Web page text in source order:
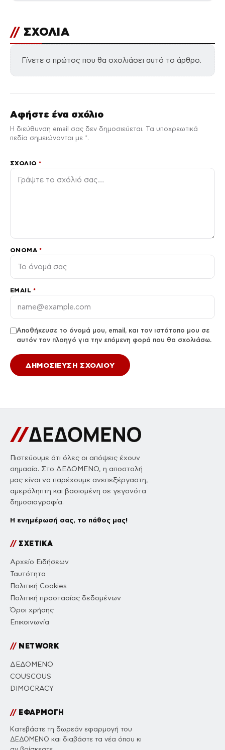
// ΣΧΟΛΙΑ
Γίνετε ο πρώτος που θα σχολιάσει αυτό το άρθρο.
Αφήστε ένα σχόλιο
Η διεύθυνση email σας δεν δημοσιεύεται. Τα υποχρεωτικά
πεδία σημειώνονται με *.
ΣΧΌΛΙΟ*
ΌΝΟΜΑ *
EMAIL *
Αποθήκευσε το όνομά μου, email, και τον ιστότοπο μου σε
αυτόν τον πλοηγό για την επόμενη φορά που θα σχολιάσω.
Πιστεύουμε ότι όλες οι απόψεις έχουν
σημασία. Στο ΔΕΔΟΜΕΝΟ, η αποστολή
μας είναι να παρέχουμε ανεπεξέργαστη,
αμερόληπτη και βασισμένη σε γεγονότα
δημοσιογραφία.
Η ενημέρωσή σας, το πάθος μας!
//ΣΧΕΤΙΚΑ
Αρχείο Ειδήσεων
Ταυτότητα
Πολιτική Cookies
Πολιτική προστασίας δεδομένων
Όροι χρήσης
Επικοινωνία
//NETWORK
ΔΕΔΟΜΕΝΟ
COUSCOUS
DIMOCRACY
//ΕΦΑΡΜΟΓΗ
Κατεβάστε τη δωρεάν εφαρμογή του
ΔΕΔΟΜΕΝΟ και διαβάστε τα νέα όπου κι